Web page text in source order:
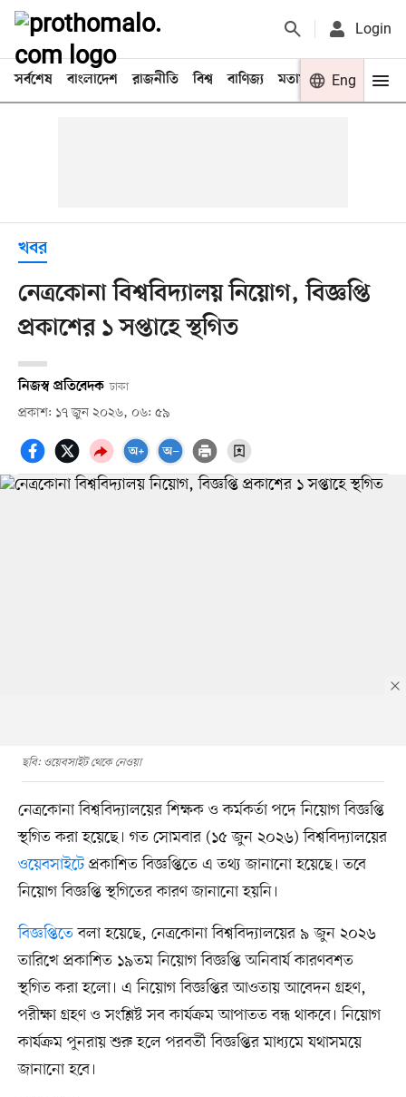
Login
সর্বশেষ বাংলাদেশ রাজনীতি বিশ্ব বাণিজ্য মতামত খেলা
Eng
খবর
নেত্রকোনা বিশ্ববিদ্যালয় নিয়োগ, বিজ্ঞপ্তি
প্রকাশের ১ সপ্তাহে স্থগিত
নিজস্ব প্রতিবেদক ঢাকা
প্রকাশ: ১৭ জুন ২০২৬, ০৬: ৫৯
ছবি: ওয়েবসাইট থেকে নেওয়া
নেত্রকোনা বিশ্ববিদ্যালয়ের শিক্ষক ও কর্মকর্তা পদে নিয়োগ বিজ্ঞপ্তি
স্থগিত করা হয়েছে। গত সোমবার (১৫ জুন ২০২৬) বিশ্ববিদ্যালয়ের
ওয়েবসাইটেপ্রকাশিত বিজ্ঞপ্তিতে এ তথ্য জানানো হয়েছে। তবে
নিয়োগ বিজ্ঞপ্তি স্থগিতের কারণ জানানো হয়নি।
বিজ্ঞপ্তিতেবলা হয়েছে, নেত্রকোনা বিশ্ববিদ্যালয়ের ৯ জুন ২০২৬
তারিখে প্রকাশিত ১৯তম নিয়োগ বিজ্ঞপ্তি অনিবার্য কারণবশত
স্থগিত করা হলো। এ নিয়োগ বিজ্ঞপ্তির আওতায় আবেদন গ্রহণ,
পরীক্ষা গ্রহণ ও সংশ্লিষ্ট সব কার্যক্রম আপাতত বন্ধ থাকবে। নিয়োগ
কার্যক্রম পুনরায় শুরু হলে পরবর্তী বিজ্ঞপ্তির মাধ্যমে যথাসময়ে
জানানো হবে।